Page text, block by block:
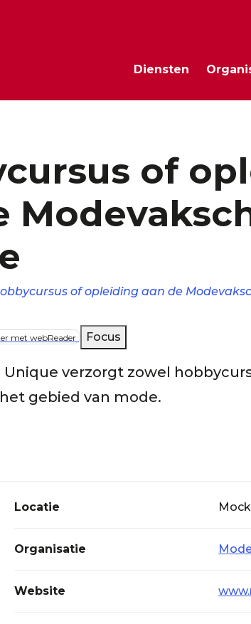
Diensten
of
of opleiding aan de
met webReader Focus
Unique verzorgt zowel
gebied van mode.
Locatie
Organisatie
Website